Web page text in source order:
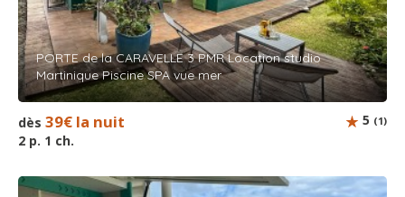
PORTE de la CARAVELLE 3 PMR Location studio
Martinique Piscine SPA vue mer
dès 39€ la nuit
2 p. 1 ch.
5 (1)